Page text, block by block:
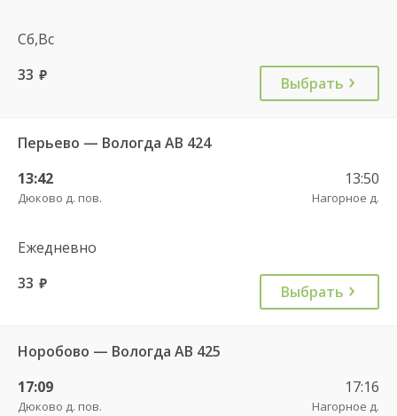
Сб,Вс
33 руб. Выбрать
Перьево — Вологда АВ 424
13:42
Дюково д. пов.
13:50
Нагорное д.
Ежедневно
33 руб. Выбрать
Норобово — Вологда АВ 425
17:09
Дюково д. пов.
17:16
Нагорное д.